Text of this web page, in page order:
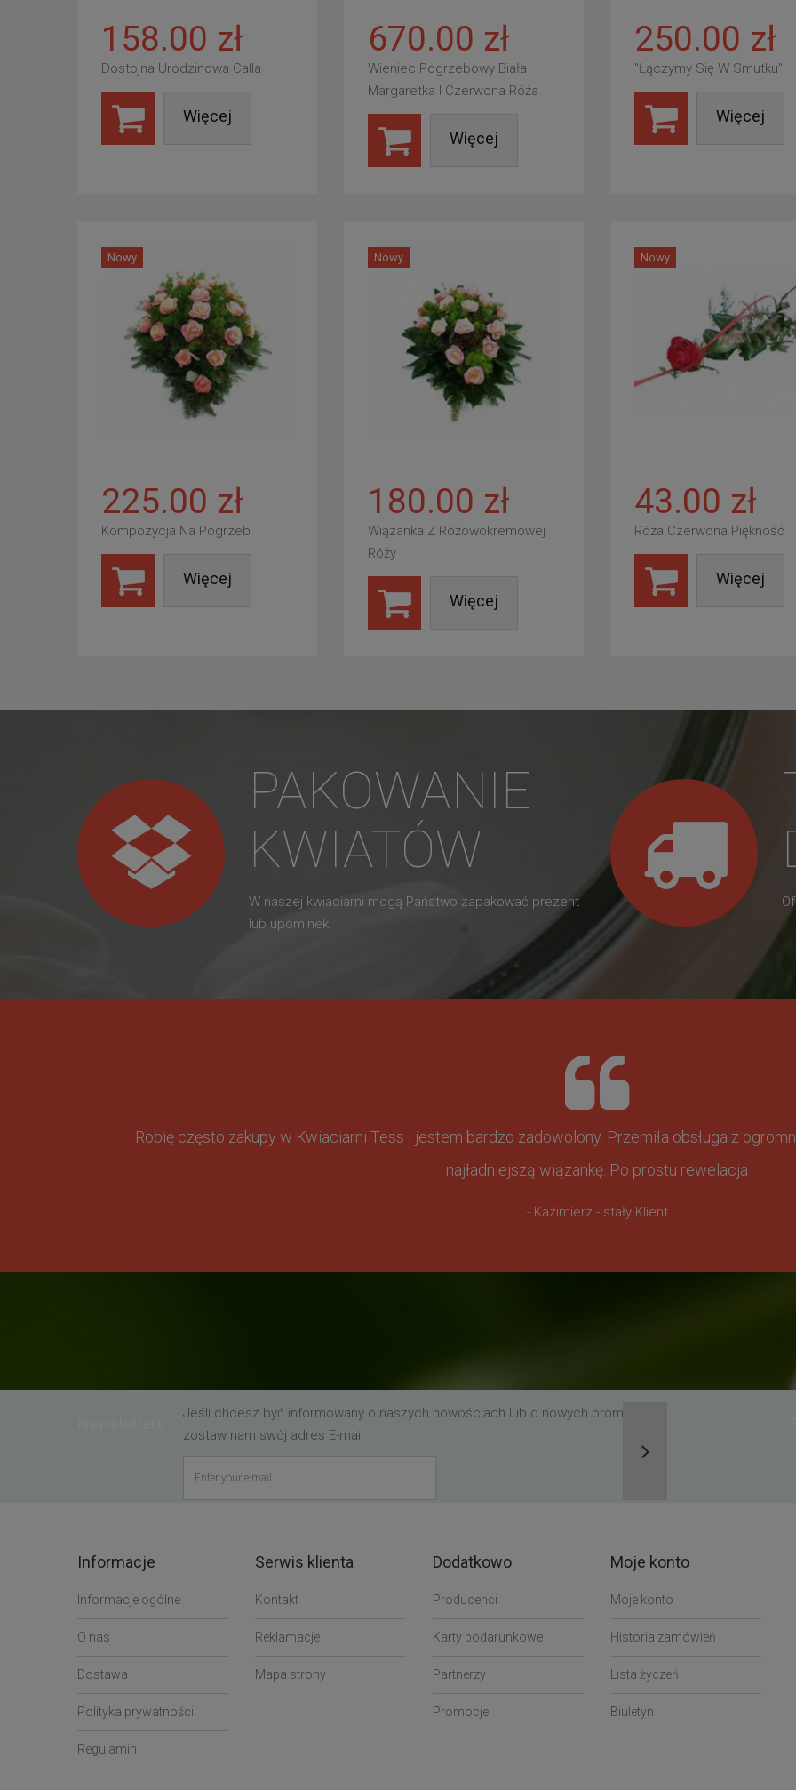
158.00 zł
Dostojna Urodzinowa Calla
Więcej
670.00 zł
Wieniec Pogrzebowy Biała
Margaretka I Czerwona Róża
Więcej
250.00 zł
"Łączymy Się W Smutku"
Więcej
Nowy
225.00 zł
Kompozycja Na Pogrzeb
Więcej
Nowy
180.00 zł
Wiązanka Z Różowokremowej
Róży
Więcej
Nowy
43.00 zł
Róża Czerwona Piękność
Więcej
PAKOWANIE
KWIATÓW
W naszej kwiaciarni mogą Państwo zapakować prezent
lub upominek.
Robię często zakupy w Kwiaciarni Tess i jestem bardzo zadowolony. Przemiła obsługa z
najładniejszą wiązankę. Po prostu rewelacja
- Kazimierz - stały Klient
Jeśli chcesz być informowany o naszych nowościach lub o nowych promocjach,
zostaw nam swój adres E-mail
Informacje
Informacje ogólne
O nas
Dostawa
Polityka prywatności
Regulamin
Serwis klienta
Kontakt
Reklamacje
Mapa strony
Dodatkowo
Producenci
Karty podarunkowe
Partnerzy
Promocje
Moje konto
Moje konto
Historia zamówień
Lista życzeń
Biuletyn